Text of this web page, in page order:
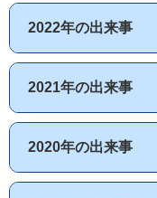
2022年の出来事
2021年の出来事
2020年の出来事